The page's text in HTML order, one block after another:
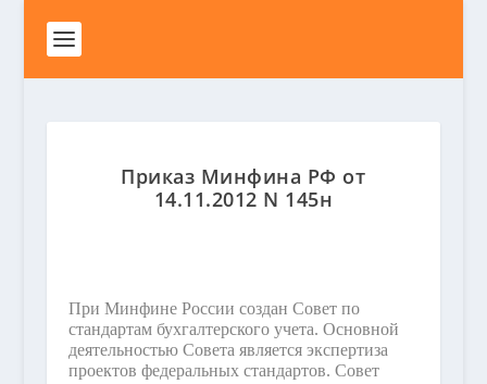
Приказ Минфина РФ от
14.11.2012 N 145н
При Минфине России создан Совет по
стандартам бухгалтерского учета. Основной
деятельностью Совета является экспертиза
проектов федеральных стандартов. Совет